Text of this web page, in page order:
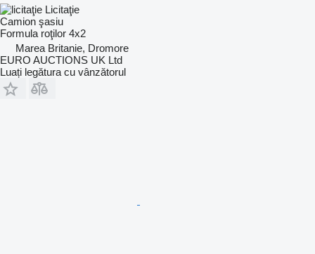
Licitaţie
Camion şasiu
Formula roţilor 4x2
Marea Britanie, Dromore
EURO AUCTIONS UK Ltd
Luați legătura cu vânzătorul